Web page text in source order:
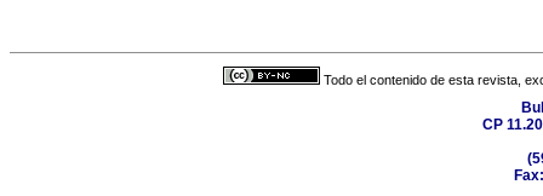
Todo el contenido de esta revista,
CP